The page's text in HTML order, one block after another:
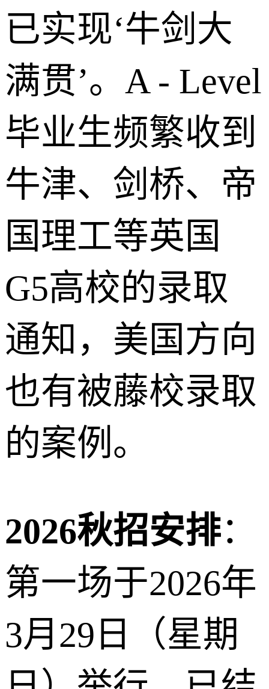
已实现‘牛剑大
满贯’。A - Level
毕业生频繁收到
牛津、剑桥、帝
国理工等英国
G5高校的录取
通知，美国方向
也有被藤校录取
的案例。
2026秋招安排：
第一场于2026年
3月29日（星期